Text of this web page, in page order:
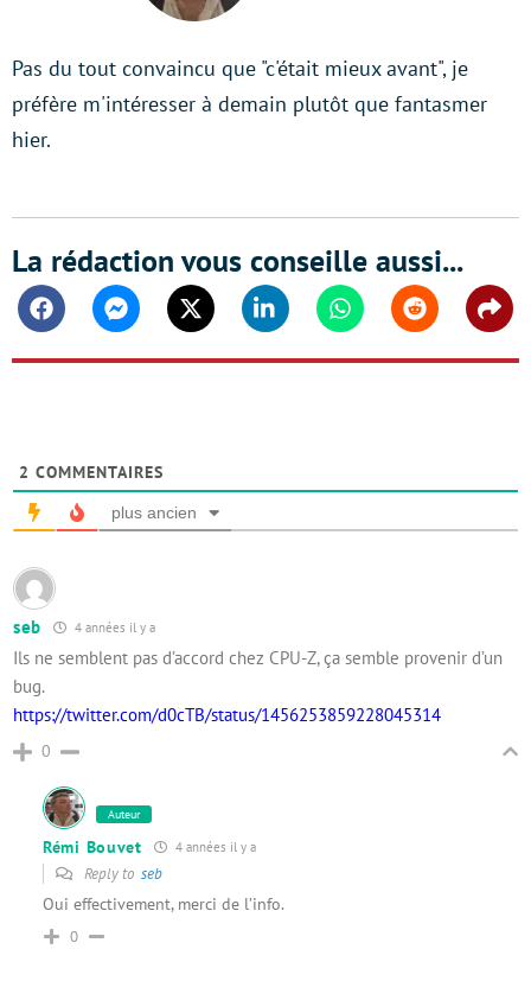
Pas du tout convaincu que "c'était mieux avant", je
préfère m'intéresser à demain plutôt que fantasmer
hier.
La rédaction vous conseille aussi...
FacebookMessengerTwitter Linkedin WhatsappReddit
2 COMMENTAIRES
plus ancien
seb 4 années il y a
Ils ne semblent pas d’accord chez CPU-Z, ça semble provenir d’un
bug.
https://twitter.com/d0cTB/status/1456253859228045314
0
Auteur
Rémi Bouvet 4 années il y a
Reply to seb
Oui effectivement, merci de l’info.
0